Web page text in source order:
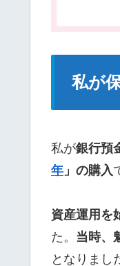
私が
私が銀行預
年 」の購入
資産運用を
た。 当時、
となりまし